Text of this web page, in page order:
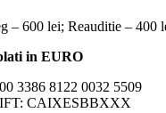
– 600 lei; Reauditie – 400
in EURO
3386 8122 0032 5509
CAIXESBBXXX